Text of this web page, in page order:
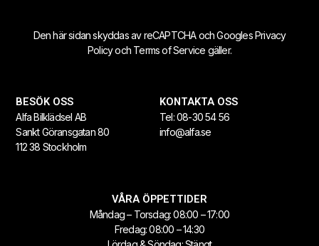
Den här sidan skyddas av reCAPTCHA och GooglesPrivacy
Policyoch Terms of Service gäller.
BESÖK OSS
Alfa Bilklädsel AB
Sankt Göransgatan 80
112 38 Stockholm
KONTAKTA OSS
Tel:08-30 54 56
info@alfa.se
VÅRA ÖPPETTIDER
Måndag – Torsdag: 08:00 – 17:00
Fredag: 08:00 – 14:30